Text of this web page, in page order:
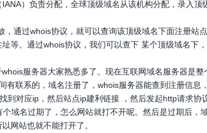
）负责分配，全球顶级域名从该机构分配，录入
通过whois协议，就可以查询该顶级域名下面注册站
等。通过whois协议，我们可以查下 某个顶级域名下
服务器大家熟悉多了。现在互联网域名服务器是
有联系的，域名注册了，whois服务器能查到注册信
到对应ip，然后站点ip建利链接 ，然后发起http请求
域名过期了，怎么网站就打不开呢。然后是过期后，
网站也就不能打开了。